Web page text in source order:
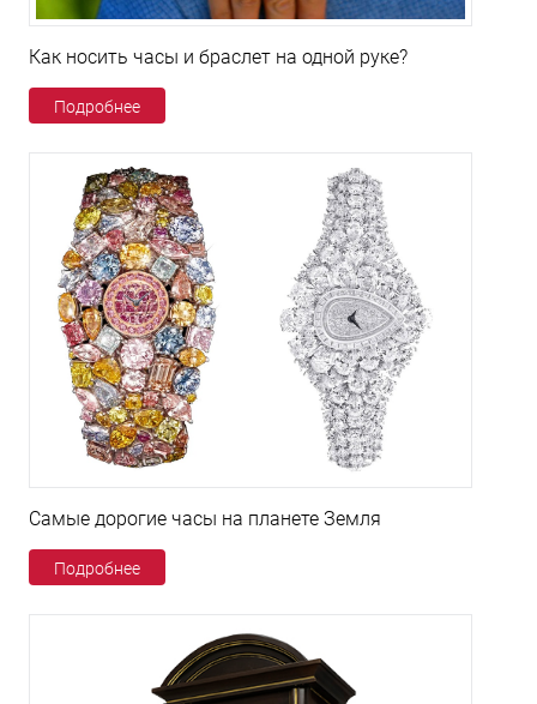
Как носить часы и браслет на одной руке?
Подробнее
Самые дорогие часы на планете Земля
Подробнее